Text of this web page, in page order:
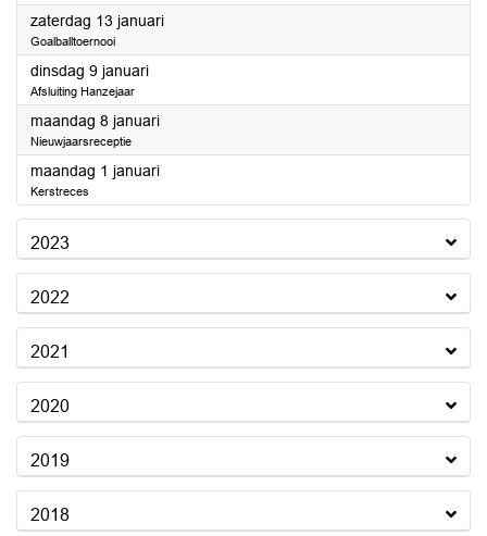
zaterdag 13 januari2024
Goalballtoernooi
dinsdag 9 januari2024
Afsluiting Hanzejaar
maandag 8 januari2024
Nieuwjaarsreceptie
maandag 1 januari2024
Kerstreces
2023
2022
2021
2020
2019
2018